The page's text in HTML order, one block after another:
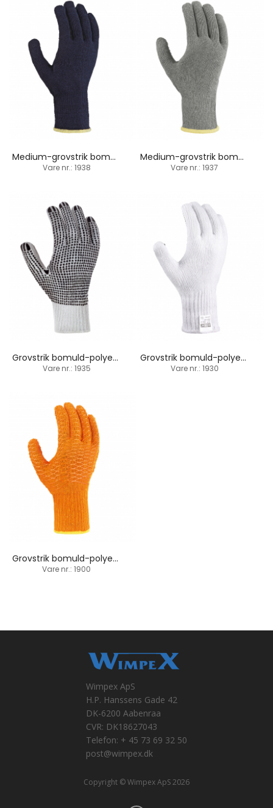
Medium-grovstrik bomuld-polyesterhandske / PVC-dupper
Vare nr.: 1938
Medium-grovstrik bomuld-polyesterhandske / PVC-dupper
Vare nr.: 1937
Grovstrik bomuld-polyesterhandske / PVC-dupper begge sider
Vare nr.: 1935
Grovstrik bomuld-polyesterhandske / PVC-dupper
Vare nr.: 1930
Grovstrik bomuld-polyesterhandske / PVC-dupper
Vare nr.: 1900
Wimpex ApS
H.P. Hanssens Gade 42
DK-6200 Aabenraa
CVR: DK18627043
Telefon: + 45 73 69 32 50
post@wimpex.dk
Copyright © Wimpex ApS 2026